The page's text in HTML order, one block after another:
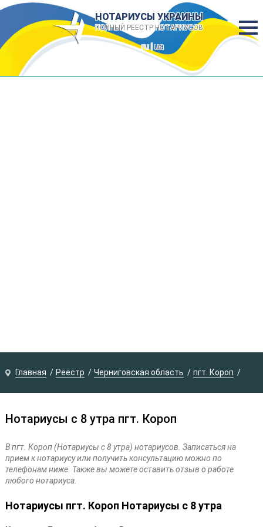
НОТАРИУСЫ УКРАИНЫ
ПОЛНЫЙ РЕЕСТР НОТАРИУСОВ
ru |ua
Главная Реестр Черниговская область пгт. Короп
Нотариусы с 8 утра пгт. Короп
В пгт. Короп (Нотариусы с 8 утра) нотариусов. Записаться на
прием к нотариусу или получить консультацию можно по
телефонам ниже. Также вы можете оставить отзыв о работе
любого нотариуса.
Нотариусы пгт. Короп Нотариусы с 8 утра